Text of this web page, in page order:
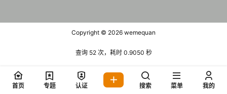
Copyright © 2026 wemequan
查询 52 次，耗时 0.9050 秒
首页 专题 认证 搜索 菜单 我的